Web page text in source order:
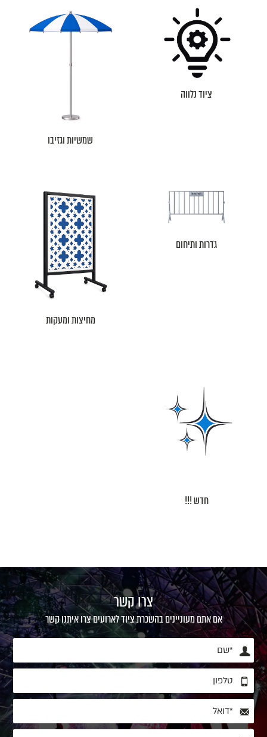
ציוד נלווה
שמשיות וגזיבו
גדרות ותיחום
מחיצות ומעקות
חדש !!!
צרו קשר
אם אתם מעוניינים בהשכרת ציוד לארועים צרו איתנו קשר